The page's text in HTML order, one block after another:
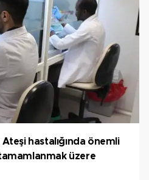
Ateşi hastalığında önemli
tamamlanmak üzere